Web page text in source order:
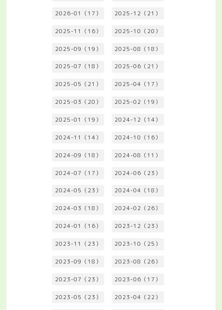
2026-01（17） 2025-12（21）
2025-11（16） 2025-10（20）
2025-09（19） 2025-08（18）
2025-07（18） 2025-06（21）
2025-05（21） 2025-04（17）
2025-03（20） 2025-02（19）
2025-01（19） 2024-12（14）
2024-11（14） 2024-10（16）
2024-09（18） 2024-08（11）
2024-07（17） 2024-06（23）
2024-05（23） 2024-04（18）
2024-03（18） 2024-02（26）
2024-01（16） 2023-12（23）
2023-11（23） 2023-10（25）
2023-09（18） 2023-08（26）
2023-07（23） 2023-06（17）
2023-05（23） 2023-04（22）